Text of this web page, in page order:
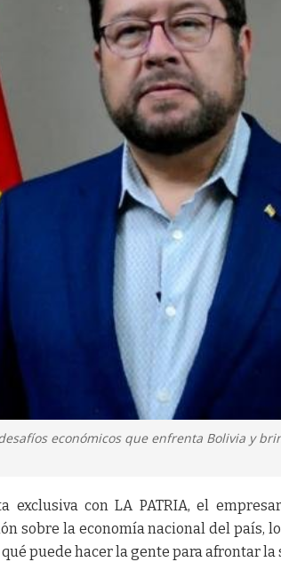
económicos que enfrenta Bolivia y
exclusiva con LA PATRIA, el
sobre la economía nacional del país,
puede hacer la gente para afrontar